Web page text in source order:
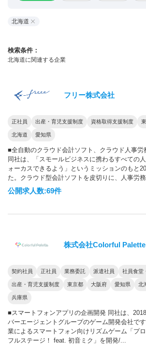
北海道
検索条件：
北海道に関連する企業
フリー株式会社
正社員 出産・育児支援制度 資格取得支援制度
北海道 愛知県
■全自動のクラウド会計ソフト、クラウド人事労
同社は、「スモールビジネスに携わるすべての
ォーカスできるよう」というミッションのもと
た。クラウド型会計ソフトを皮切りに、人事労
公開求人数:69件
株式会社Colorful Palette
契約社員 正社員 業務委託 派遣社員 社員食堂
出産・育児支援制度 東京都 大阪府 愛知県 北
兵庫県
■スマートフォンアプリの企画開発 同社は、
バーエージェントグループのゲーム開発会社で
業によるスマートフォン向けリズムゲーム「プ
フルステージ！ feat. 初音ミク」を開発/...